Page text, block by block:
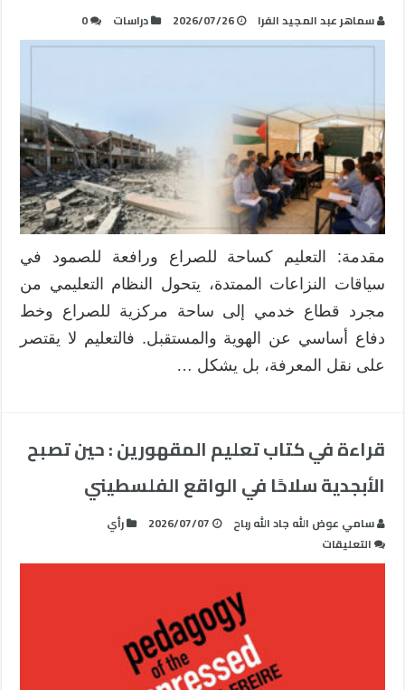
سماهر عبد المجيد الفرا 2026/07/26 دراسات 0
مقدمة: التعليم كساحة للصراع ورافعة للصمود في
سياقات النزاعات الممتدة، يتحول النظام التعليمي من
مجرد قطاع خدمي إلى ساحة مركزية للصراع وخط
دفاع أساسي عن الهوية والمستقبل. فالتعليم لا يقتصر
على نقل المعرفة، بل يشكل …
قراءة في كتاب تعليم المقهورين : حين تصبح
الأبجدية سلاحًا في الواقع الفلسطيني
سامي عوض الله جاد الله رباح 2026/07/07
رأي
التعليقات
قراءة